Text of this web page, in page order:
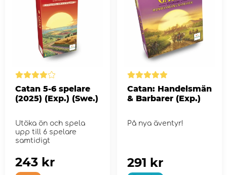
Catan 5-6 spelare
(2025) (Exp.) (Swe.)
Utöka ön och spela
upp till 6 spelare
samtidigt
243 kr
Catan: Handelsmän
& Barbarer (Exp.)
På nya äventyr!
291 kr